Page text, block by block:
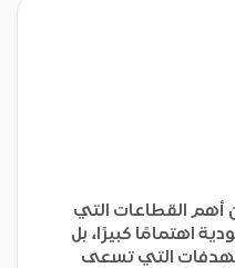
أهم القطاعات التي
اهتمامًا كبيرًا، بل
التي تسعى